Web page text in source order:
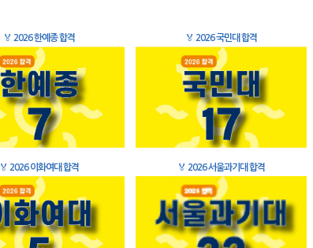
🏅 2026 한예종 합격 🏅 2026 국민대 합격
🏅 2026 이화여대 합격 🏅 2026 서울과기대 합격